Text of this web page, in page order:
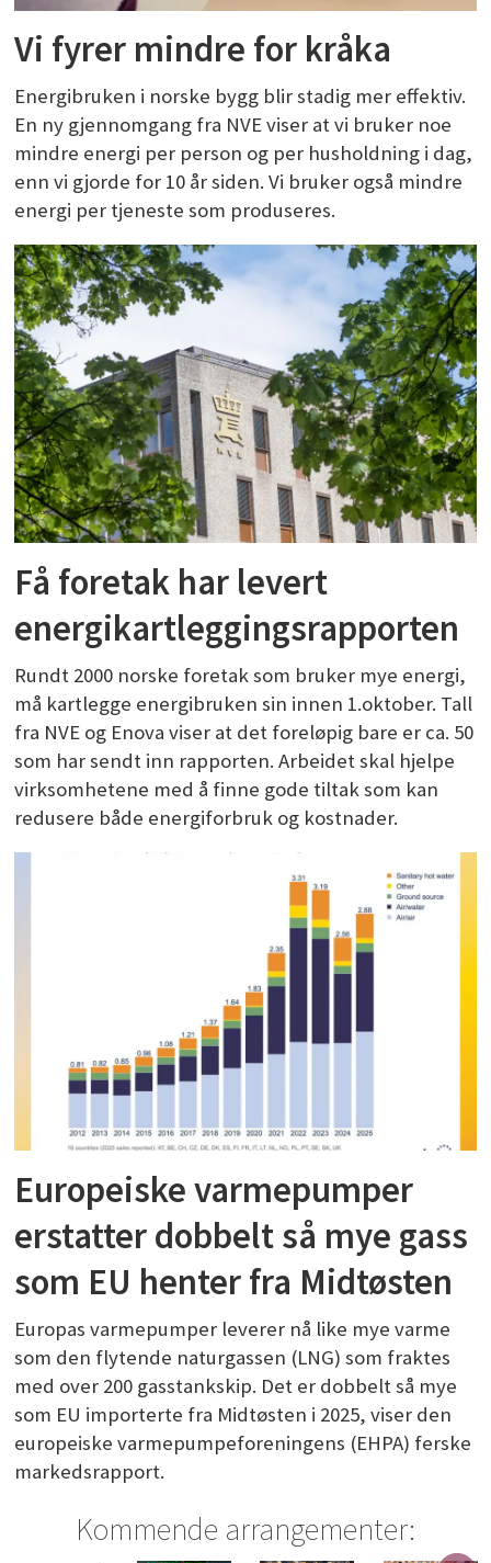
Vi fyrer mindre for kråka
Energibruken i norske bygg blir stadig mer effektiv.
En ny gjennomgang fra NVE viser at vi bruker noe
mindre energi per person og per husholdning i dag,
enn vi gjorde for 10 år siden. Vi bruker også mindre
energi per tjeneste som produseres.
Få foretak har levert
energikartleggingsrapporten
Rundt 2000 norske foretak som bruker mye energi,
må kartlegge energibruken sin innen 1.oktober. Tall
fra NVE og Enova viser at det foreløpig bare er ca. 50
som har sendt inn rapporten. Arbeidet skal hjelpe
virksomhetene med å finne gode tiltak som kan
redusere både energiforbruk og kostnader.
Europeiske varmepumper
erstatter dobbelt så mye gass
som EU henter fra Midtøsten
Europas varmepumper leverer nå like mye varme
som den flytende naturgassen (LNG) som fraktes
med over 200 gasstankskip. Det er dobbelt så mye
som EU importerte fra Midtøsten i 2025, viser den
europeiske varmepumpeforeningens (EHPA) ferske
markedsrapport.
Kommende arrangementer: